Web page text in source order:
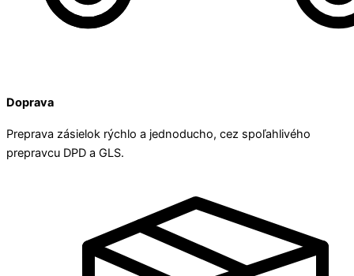
Doprava
Preprava zásielok rýchlo a jednoducho, cez spoľahlivého
prepravcu DPD a GLS.